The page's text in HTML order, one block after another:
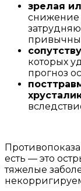
зрелая
снижение
которых
прогноз
есть — это
тяжелые